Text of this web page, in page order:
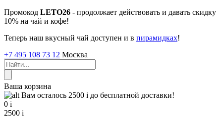
Промокод LETO26 - продолжает действовать и давать скидку
10% на чай и кофе!
Теперь наш вкусный чай доступен и в пирамидках!
+7 495 108 73 12 Москва
Ваша корзина
Вам осталось 2500 i до бесплатной доставки!
0 i
2500 i